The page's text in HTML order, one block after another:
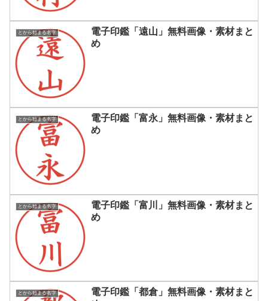
とから始まる名字
電子印鑑「遠山」無料画像・素材まと
め
とから始まる名字
電子印鑑「富永」無料画像・素材まと
め
とから始まる名字
電子印鑑「富川」無料画像・素材まと
め
とから始まる名字
電子印鑑「都倉」無料画像・素材まと